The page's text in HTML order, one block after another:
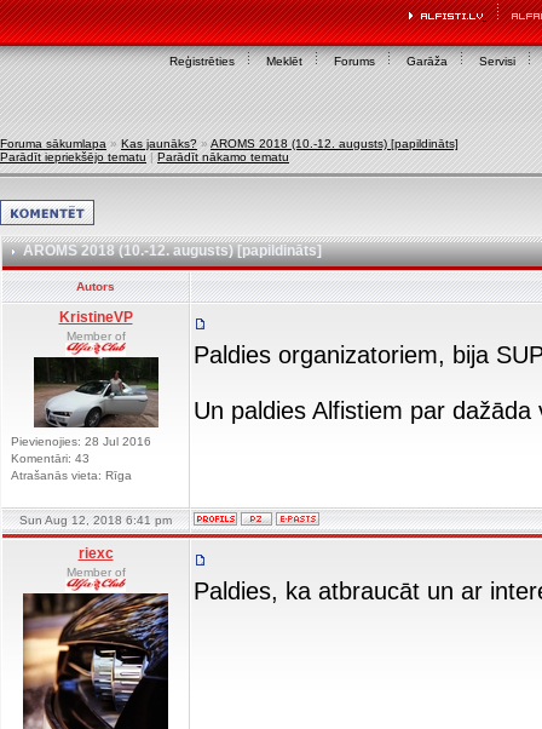
Reģistrēties Meklēt Forums Garāža Servisi
Foruma sākumlapa » Kas jaunāks? » AROMS 2018 (10.-12. augusts) [papildināts]
Parādīt iepriekšējo tematu | Parādīt nākamo tematu
AROMS 2018 (10.-12. augusts) [papildināts]
Autors
KristineVP
Member of
Pievienojies: 28 Jul 2016
Komentāri: 43
Atrašanās vieta: Rīga
Paldies organizatoriem, bija
Un paldies Alfistiem par
Sun Aug 12, 2018 6:41 pm
riexc
Member of
Paldies, ka atbraucāt un ar